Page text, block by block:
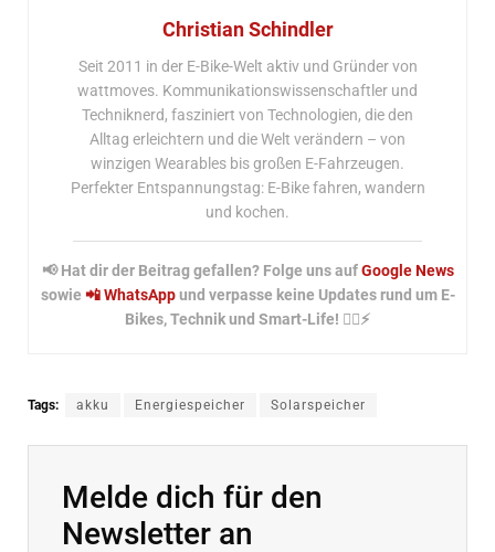
Christian Schindler
Seit 2011 in der E-Bike-Welt aktiv und Gründer von
wattmoves. Kommunikationswissenschaftler und
Techniknerd, fasziniert von Technologien, die den
Alltag erleichtern und die Welt verändern – von
winzigen Wearables bis großen E-Fahrzeugen.
Perfekter Entspannungstag: E-Bike fahren, wandern
und kochen.
📢 Hat dir der Beitrag gefallen? Folge uns aufGoogle News
sowie 📲 WhatsAppund verpasse keine Updates rund um E-
Bikes, Technik und Smart-Life! 🚴‍♂️⚡
Tags: akku Energiespeicher Solarspeicher
Melde dich für den
Newsletter an